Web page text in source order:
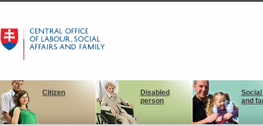
Citizen
Disabled
person
and